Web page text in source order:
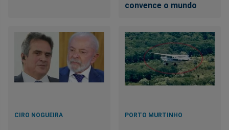
convence o mundo
CIRO NOGUEIRA PORTO MURTINHO